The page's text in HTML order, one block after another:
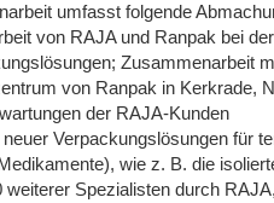
umfasst folgende
von RAJA und Ranpak bei
Zusammenarbeit
von Ranpak in Kerkrade,
der RAJA-Kunden
neuer Verpackungslösungen für
wie z. B. die
weiterer Spezialisten durch